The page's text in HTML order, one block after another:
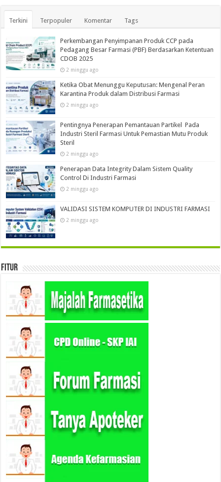
Terkini Terpopuler Komentar Tags
Perkembangan Penyimpanan Produk CCP pada
Pedagang Besar Farmasi (PBF) Berdasarkan Ketentuan
CDOB 2025
2 minggu ago
Ketika Obat Menunggu Keputusan: Mengenal Peran
Karantina Produk dalam Distribusi Farmasi
2 minggu ago
Pentingnya Penerapan Pemantauan Partikel Pada
Industri Steril Farmasi Untuk Pemastian Mutu Produk
Steril
2 minggu ago
Penerapan Data Integrity Dalam Sistem Quality
Control Di Industri Farmasi
2 minggu ago
VALIDASI SISTEM KOMPUTER DI INDUSTRI FARMASI
2 minggu ago
Fitur